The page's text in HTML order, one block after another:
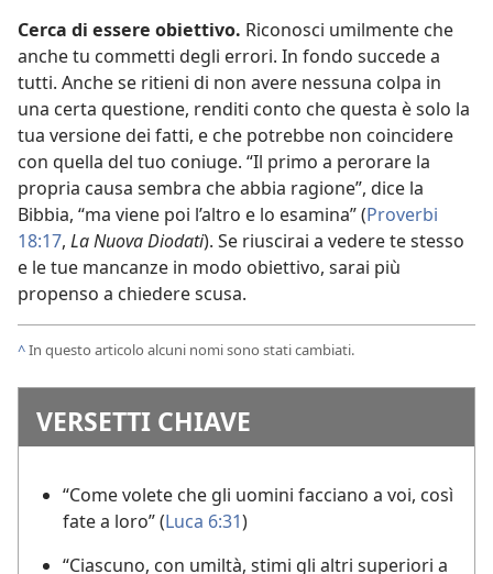
Cerca di essere obiettivo. Riconosci umilmente che
anche tu commetti degli errori. In fondo succede a
tutti. Anche se ritieni di non avere nessuna colpa in
una certa questione, renditi conto che questa è solo la
tua versione dei fatti, e che potrebbe non coincidere
con quella del tuo coniuge. “Il primo a perorare la
propria causa sembra che abbia ragione”, dice la
Bibbia, “ma viene poi l’altro e lo esamina” (Proverbi
18:17, La Nuova Diodati). Se riuscirai a vedere te stesso
e le tue mancanze in modo obiettivo, sarai più
propenso a chiedere scusa.
^In questo articolo alcuni nomi sono stati cambiati.
VERSETTI CHIAVE
“Come volete che gli uomini facciano a voi, così
fate a loro” (Luca 6:31)
“Ciascuno, con umiltà, stimi gli altri superiori a